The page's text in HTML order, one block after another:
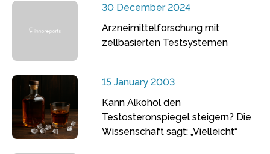
30 December 2024
Arzneimittelforschung mit
zellbasierten Testsystemen
15 January 2003
Kann Alkohol den
Testosteronspiegel steigern? Die
Wissenschaft sagt: „Vielleicht“